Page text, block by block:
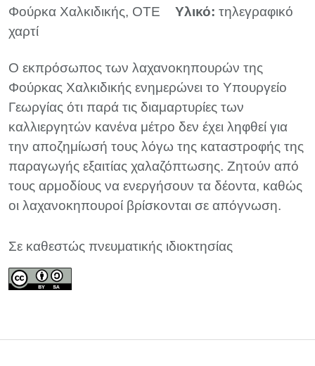
Φούρκα Χαλκιδικής, ΟΤΕ
Υλικό: τηλεγραφικό
χαρτί
Ο εκπρόσωπος των λαχανοκηπουρών της
Φούρκας Χαλκιδικής ενημερώνει το Υπουργείο
Γεωργίας ότι παρά τις διαμαρτυρίες των
καλλιεργητών κανένα μέτρο δεν έχει ληφθεί για
την αποζημίωσή τους λόγω της καταστροφής της
παραγωγής εξαιτίας χαλαζόπτωσης. Ζητούν από
τους αρμοδίους να ενεργήσουν τα δέοντα, καθώς
οι λαχανοκηπουροί βρίσκονται σε απόγνωση.
Σε καθεστώς πνευματικής ιδιοκτησίας